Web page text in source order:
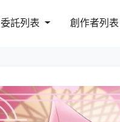
委託列表 創作者列表